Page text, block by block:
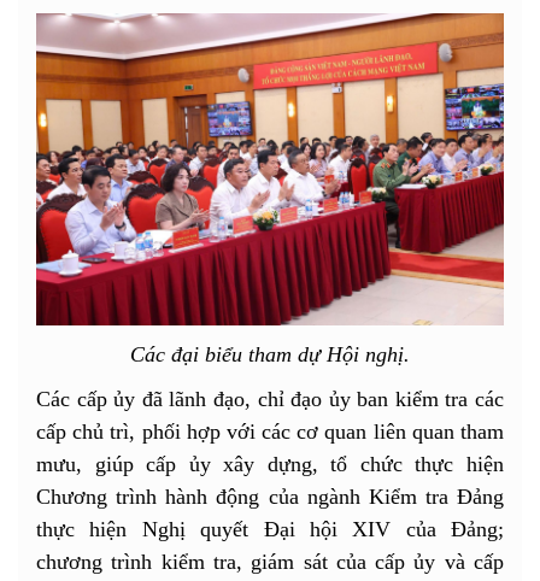
Các đại biểu tham dự Hội nghị.
Các cấp ủy đã lãnh đạo, chỉ đạo ủy ban kiểm tra các
cấp chủ trì, phối hợp với các cơ quan liên quan tham
mưu, giúp cấp ủy xây dựng, tổ chức thực hiện
Chương trình hành động của ngành Kiểm tra Đảng
thực hiện Nghị quyết Đại hội XIV của Đảng;
chương trình kiểm tra, giám sát của cấp ủy và cấp